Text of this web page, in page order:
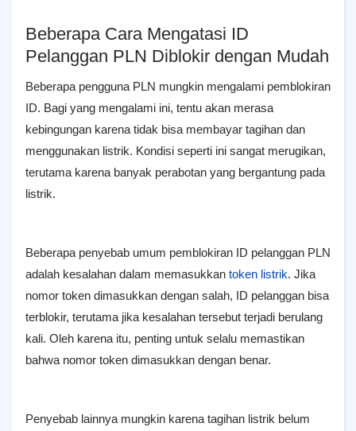
Beberapa Cara Mengatasi ID
Pelanggan PLN Diblokir dengan Mudah
Beberapa pengguna PLN mungkin mengalami pemblokiran
ID. Bagi yang mengalami ini, tentu akan merasa
kebingungan karena tidak bisa membayar tagihan dan
menggunakan listrik. Kondisi seperti ini sangat merugikan,
terutama karena banyak perabotan yang bergantung pada
listrik.
Beberapa penyebab umum pemblokiran ID pelanggan PLN
adalah kesalahan dalam memasukkan token listrik. Jika
nomor token dimasukkan dengan salah, ID pelanggan bisa
terblokir, terutama jika kesalahan tersebut terjadi berulang
kali. Oleh karena itu, penting untuk selalu memastikan
bahwa nomor token dimasukkan dengan benar.
Penyebab lainnya mungkin karena tagihan listrik belum